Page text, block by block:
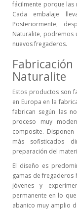
fácilmente porque las
Cada embalaje
Posteriormente,
Naturalite, podremos
nuevos fregaderos.
Naturalite
Estos productos son
en Europa en la
fabrican según las
proceso muy
composite.
más sofisticados
preparación del
El diseño es
gamas de fregaderos
jóvenes y
permanente en lo
abanico muy amplio